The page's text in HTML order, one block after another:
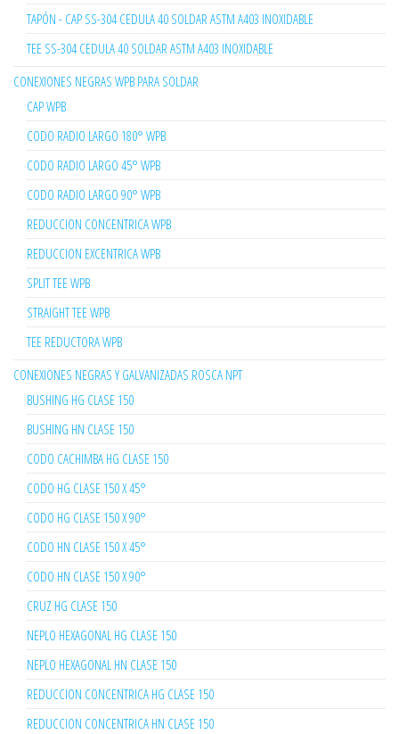
TAPÓN - CAP SS-304 CEDULA 40 SOLDAR ASTM A403 INOXIDABLE
TEE SS-304 CEDULA 40 SOLDAR ASTM A403 INOXIDABLE
CONEXIONES NEGRAS WPB PARA SOLDAR
CAP WPB
CODO RADIO LARGO 180° WPB
CODO RADIO LARGO 45° WPB
CODO RADIO LARGO 90° WPB
REDUCCION CONCENTRICA WPB
REDUCCION EXCENTRICA WPB
SPLIT TEE WPB
STRAIGHT TEE WPB
TEE REDUCTORA WPB
CONEXIONES NEGRAS Y GALVANIZADAS ROSCA NPT
BUSHING HG CLASE 150
BUSHING HN CLASE 150
CODO CACHIMBA HG CLASE 150
CODO HG CLASE 150 X 45°
CODO HG CLASE 150 X 90°
CODO HN CLASE 150 X 45°
CODO HN CLASE 150 X 90°
CRUZ HG CLASE 150
NEPLO HEXAGONAL HG CLASE 150
NEPLO HEXAGONAL HN CLASE 150
REDUCCION CONCENTRICA HG CLASE 150
REDUCCION CONCENTRICA HN CLASE 150